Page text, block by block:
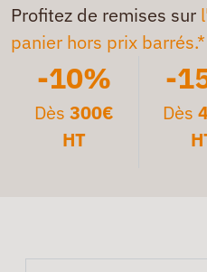
Profitez de remises sur
panier hors prix barrés.*
-10%
Dès300€
HT
-
Dès